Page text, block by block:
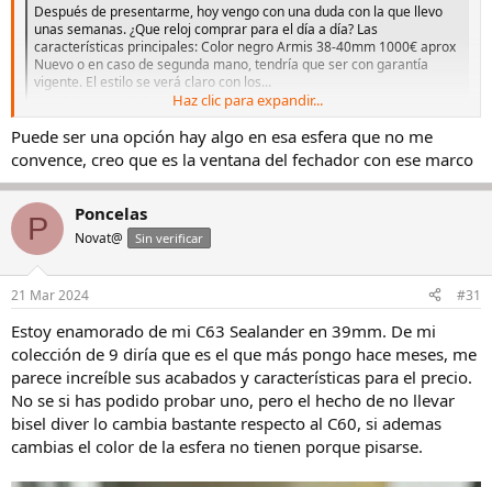
Después de presentarme, hoy vengo con una duda con la que llevo
unas semanas. ¿Que reloj comprar para el día a día? Las
características principales: Color negro Armis 38-40mm 1000€ aprox
Nuevo o en caso de segunda mano, tendría que ser con garantía
vigente. El estilo se verá claro con los...
relojes-especiales.com
Yo compré el tag
Ver el archivos adjunto 2812429
Haz clic para expandir...
Puede ser una opción hay algo en esa esfera que no me
convence, creo que es la ventana del fechador con ese marco
P Poncelas
Novat@ Sin verificar
21 Mar 2024 #31
Estoy enamorado de mi C63 Sealander en 39mm. De mi
colección de 9 diría que es el que más pongo hace meses, me
parece increíble sus acabados y características para el precio.
No se si has podido probar uno, pero el hecho de no llevar
bisel diver lo cambia bastante respecto al C60, si ademas
cambias el color de la esfera no tienen porque pisarse.